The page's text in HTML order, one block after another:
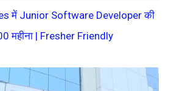
में Junior Software Developer की
महीना | Fresher Friendly